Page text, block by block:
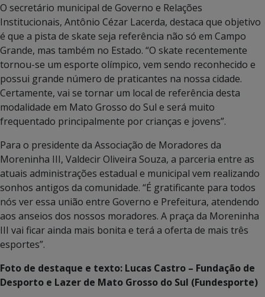
O secretário municipal de Governo e Relações
Institucionais, Antônio Cézar Lacerda, destaca que objetivo
é que a pista de skate seja referência não só em Campo
Grande, mas também no Estado. “O skate recentemente
tornou-se um esporte olímpico, vem sendo reconhecido e
possui grande número de praticantes na nossa cidade.
Certamente, vai se tornar um local de referência desta
modalidade em Mato Grosso do Sul e será muito
frequentado principalmente por crianças e jovens”.
Para o presidente da Associação de Moradores da
Moreninha III, Valdecir Oliveira Souza, a parceria entre as
atuais administrações estadual e municipal vem realizando
sonhos antigos da comunidade. “É gratificante para todos
nós ver essa união entre Governo e Prefeitura, atendendo
aos anseios dos nossos moradores. A praça da Moreninha
III vai ficar ainda mais bonita e terá a oferta de mais três
esportes”.
Foto de destaque e texto: Lucas Castro – Fundação de
Desporto e Lazer de Mato Grosso do Sul (Fundesporte)